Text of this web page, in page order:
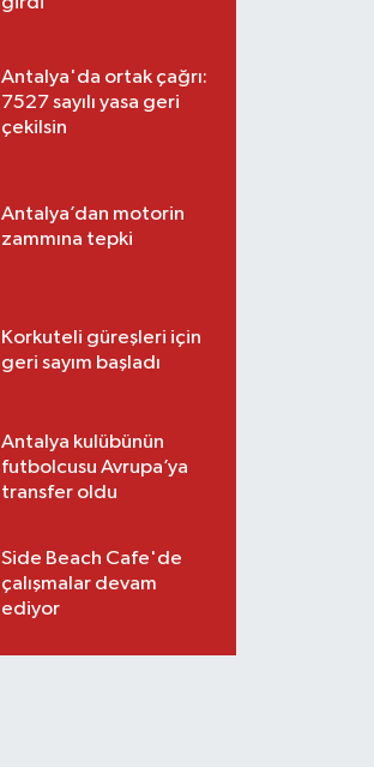
Antalya'da ortak çağrı:
7527 sayılı yasa geri
çekilsin
Antalya’dan motorin
zammına tepki
Korkuteli güreşleri için
geri sayım başladı
Antalya kulübünün
futbolcusu Avrupa’ya
transfer oldu
Side Beach Cafe'de
çalışmalar devam
ediyor